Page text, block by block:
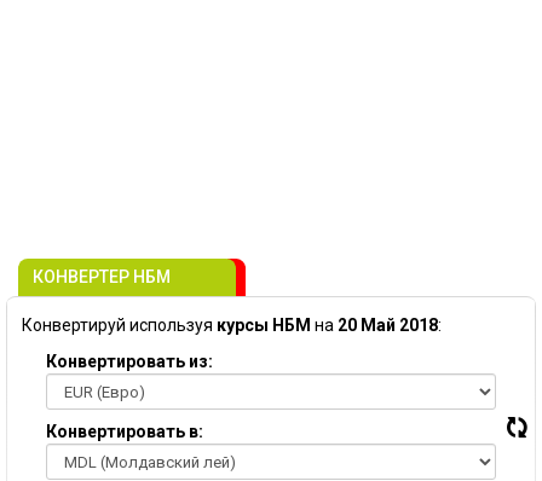
КОНВЕРТЕР НБМ
Конвертируй используя курсы НБМ на 20 Май 2018:
Конвертировать из:
Конвертировать в: